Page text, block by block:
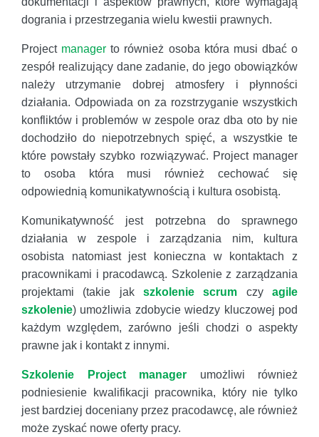
dogrania i przestrzegania wielu kwestii prawnych.
Project manager to również osoba która musi dbać o
zespół realizujący dane zadanie, do jego obowiązków
należy utrzymanie dobrej atmosfery i płynności
działania. Odpowiada on za rozstrzyganie wszystkich
konfliktów i problemów w zespole oraz dba oto by nie
dochodziło do niepotrzebnych spięć, a wszystkie te
które powstały szybko rozwiązywać. Project manager
to osoba która musi również cechować się
odpowiednią komunikatywnością i kultura osobistą.
Komunikatywność jest potrzebna do sprawnego
działania w zespole i zarządzania nim, kultura
osobista natomiast jest konieczna w kontaktach z
pracownikami i pracodawcą. Szkolenie z zarządzania
projektami (takie jak szkolenie scrum czyagile
szkolenie) umożliwia zdobycie wiedzy kluczowej pod
każdym względem, zarówno jeśli chodzi o aspekty
prawne jak i kontakt z innymi.
Szkolenie Project manager umożliwi również
podniesienie kwalifikacji pracownika, który nie tylko
jest bardziej doceniany przez pracodawcę, ale również
może zyskać nowe oferty pracy.